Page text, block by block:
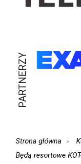
PARTNERZY
Strona główna
Będą resortowe